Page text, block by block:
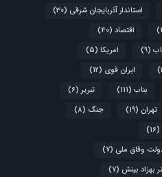
استاندار آذربایجان شرقی (30)
اقتصاد (40)
(9) امریکا (5)
ایران قوی (12)
بناب (111) تبریر(6)
تهران (19) جنگ (8)
(16)
وفاق ملی (7)
بهزاد بینش (7)